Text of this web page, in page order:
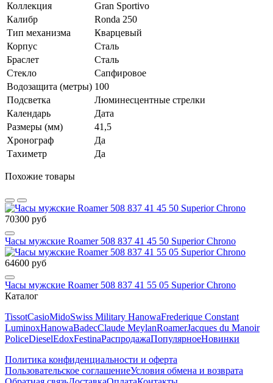
Коллекция
Gran Sportivo
Калибр
Ronda 250
Тип механизма
Кварцевый
Корпус
Сталь
Браслет
Сталь
Стекло
Сапфировое
Водозащита (метры) 100
Подсветка
Люминесцентные стрелки
Календарь
Дата
Размеры (мм)
41,5
Хронограф
Да
Тахиметр
Да
Похожие товары
70300 руб
Часы мужские Roamer 508 837 41 45 50 Superior Chrono
64600 руб
Часы мужские Roamer 508 837 41 55 05 Superior Chrono
Каталог
TissotCasioMidoSwiss Military HanowaFrederique Constant
LuminoxHanowaBadecClaude MeylanRoamerJacques du Manoir
PoliceDieselEdoxFestinaРаспродажаПопулярноеНовинки
Политика конфиденциальности и оферта
Пользовательское соглашениеУсловия обмена и возврата